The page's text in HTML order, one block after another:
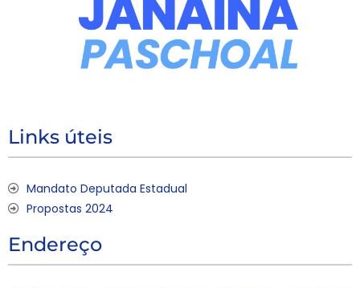
Links úteis
Mandato Deputada Estadual
Propostas 2024
Endereço